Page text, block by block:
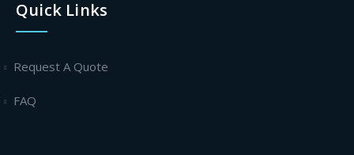
Quick Links
Request A Quote
FAQ